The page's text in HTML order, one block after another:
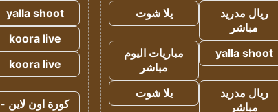
ريال مدريد
مباشر
يلا شوت
yalla shoot
مباريات اليوم
مباشر
ريال مدريد
مباشر
يلا شوت
yalla shoot
koora live
koora live
كورة اون لاين -